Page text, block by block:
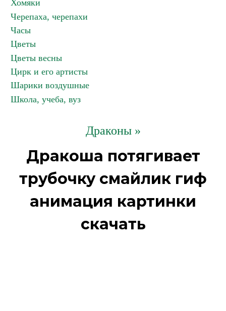
Хомяки
Черепаха, черепахи
Часы
Цветы
Цветы весны
Цирк и его артисты
Шарики воздушные
Школа, учеба, вуз
Драконы »
Дракоша потягивает
трубочку смайлик гиф
анимация картинки
скачать